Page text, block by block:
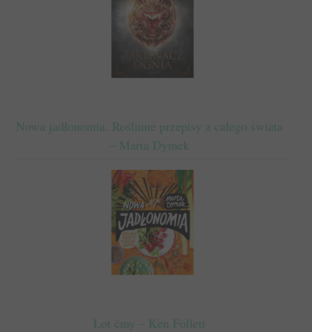
Nowa jadłonomia. Roślinne przepisy z całego świata
– Marta Dymek
Lot ćmy – Ken Follett